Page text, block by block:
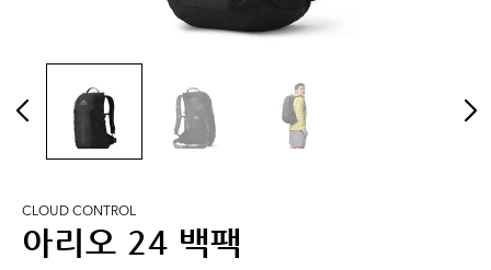
CLOUD CONTROL
아리오 24 백팩